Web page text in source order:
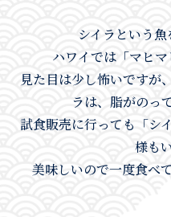
シイラという
ハワイでは「マヒマ
見た目は少し怖いですが
ラは、脂がのっ
試食販売に行っても「シ
様も
美味しいので一度食べ